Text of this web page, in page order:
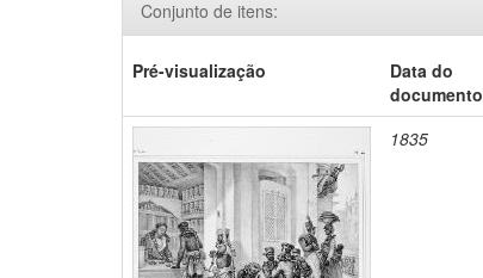
Conjunto de itens:
Pré-visualização
Data do
documento
1835